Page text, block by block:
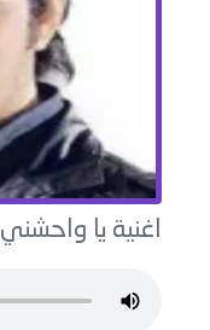
اغنية يا واحشني